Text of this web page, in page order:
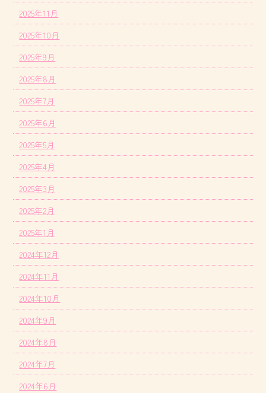
2025年11月
2025年10月
2025年9月
2025年8月
2025年7月
2025年6月
2025年5月
2025年4月
2025年3月
2025年2月
2025年1月
2024年12月
2024年11月
2024年10月
2024年9月
2024年8月
2024年7月
2024年6月